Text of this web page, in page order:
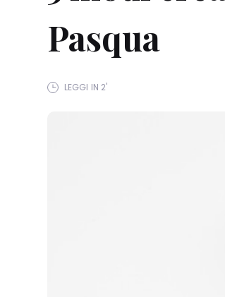
Pasqua
LEGGI IN 2'